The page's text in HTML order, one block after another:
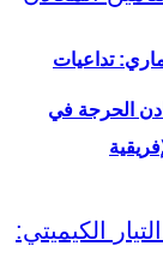
تداعيات
الحرجة في